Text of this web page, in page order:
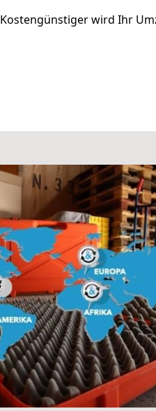
Kostengünstiger wird Ihr